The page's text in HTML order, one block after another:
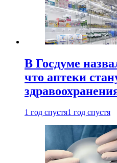
В Госдуме
что аптеки
1 год спустя1 год спустя